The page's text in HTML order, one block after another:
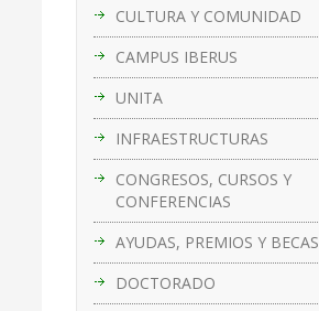
CULTURA Y COMUNIDAD
CAMPUS IBERUS
UNITA
INFRAESTRUCTURAS
CONGRESOS, CURSOS Y
CONFERENCIAS
AYUDAS, PREMIOS Y BECAS
DOCTORADO